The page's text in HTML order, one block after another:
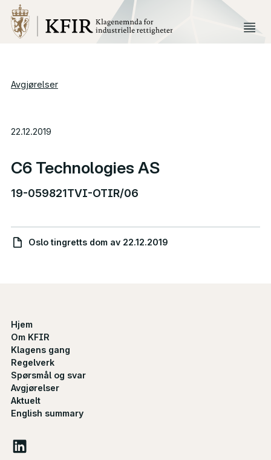
Avgjørelser
22.12.2019
C6 Technologies AS
19-059821TVI-OTIR/06
Oslo tingretts dom av 22.12.2019
Hjem
Om KFIR
Klagens gang
Regelverk
Spørsmål og svar
Avgjørelser
Aktuelt
English summary